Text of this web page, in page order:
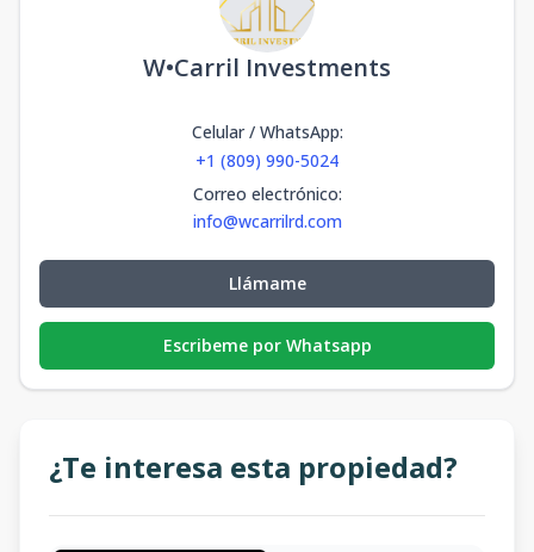
W•Carril Investments
Celular / WhatsApp:
+1 (809) 990-5024
Correo electrónico:
info@wcarrilrd.com
Llámame
Escribeme por Whatsapp
¿Te interesa esta propiedad?